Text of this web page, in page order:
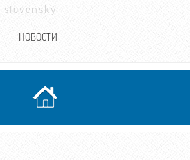
slovenský
НОВОСТИ